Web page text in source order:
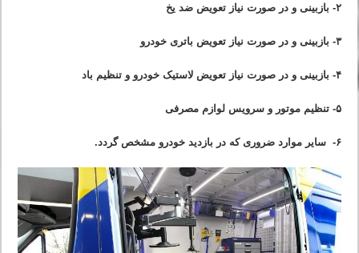
۲- بازبینی و در صورت نیاز تعویض ضد یخ
۳- بازبینی و در صورت نیاز تعویض باتری خودرو
۴- بازبینی و در صورت نیاز تعویض لاستیک خودرو و تنظیم باد
۵- تنظیم موتور و سرویس لوازم مصرفی
۶- سایر موارد ضروری که در بازدید خودرو مشخص گردد.